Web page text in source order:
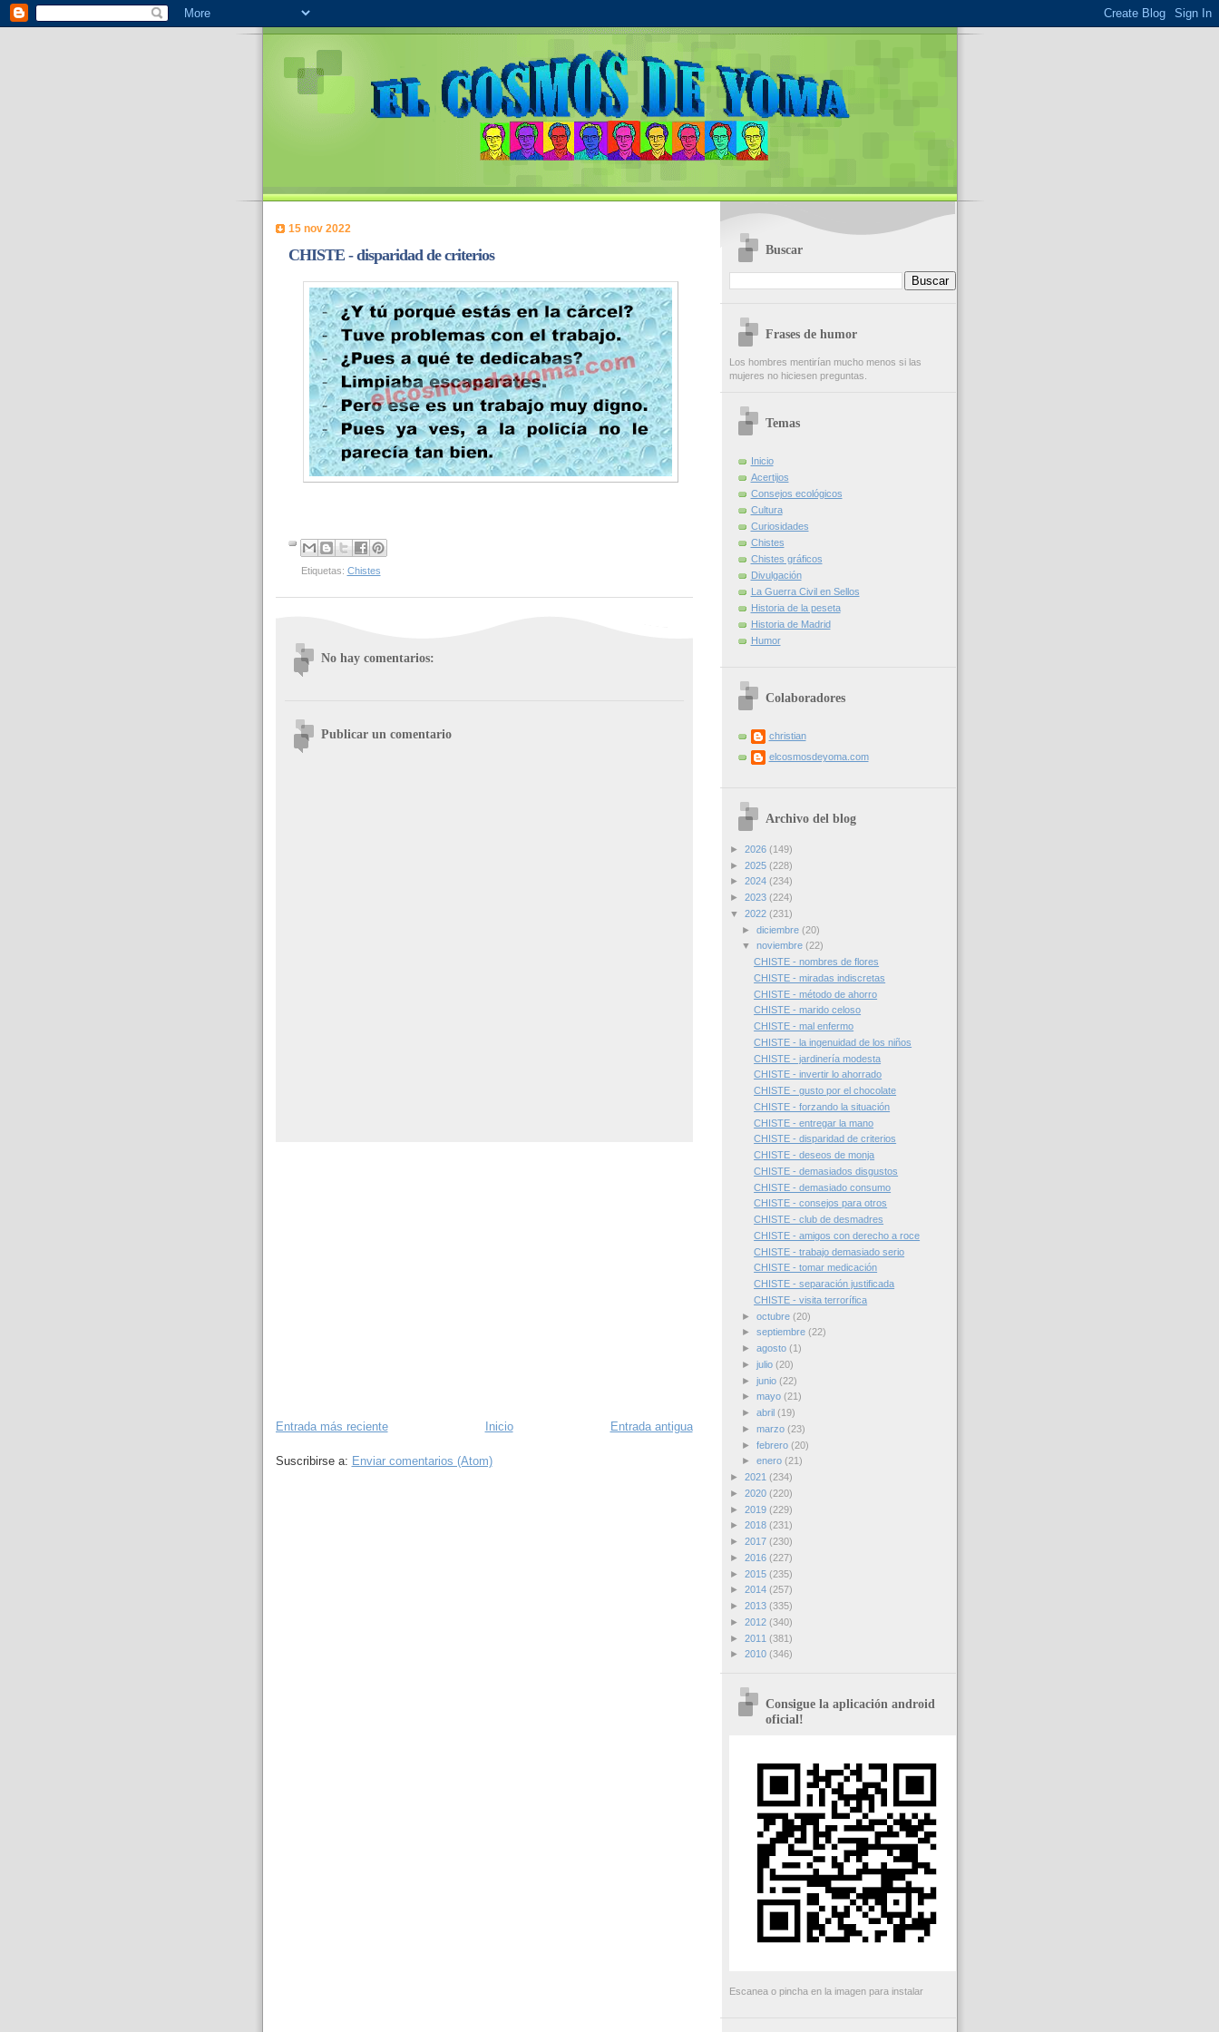
15 nov 2022
CHISTE - disparidad de criterios
Etiquetas: Chistes
No hay comentarios:
Publicar un comentario
Entrada más reciente Entrada antigua
Inicio
Suscribirse a: Enviar comentarios (Atom)
Buscar
Frases de humor
Los hombres mentirían mucho menos si las
mujeres no hiciesen preguntas.
Temas
Inicio
Acertijos
Consejos ecológicos
Cultura
Curiosidades
Chistes
Chistes gráficos
Divulgación
La Guerra Civil en Sellos
Historia de la peseta
Historia de Madrid
Humor
Colaboradores
christian
elcosmosdeyoma.com
Archivo del blog
► 2026 (149)
► 2025 (228)
► 2024 (234)
► 2023 (224)
▼ 2022 (231)
► diciembre (20)
▼ noviembre (22)
CHISTE - nombres de flores
CHISTE - miradas indiscretas
CHISTE - método de ahorro
CHISTE - marido celoso
CHISTE - mal enfermo
CHISTE - la ingenuidad de los niños
CHISTE - jardinería modesta
CHISTE - invertir lo ahorrado
CHISTE - gusto por el chocolate
CHISTE - forzando la situación
CHISTE - entregar la mano
CHISTE - disparidad de criterios
CHISTE - deseos de monja
CHISTE - demasiados disgustos
CHISTE - demasiado consumo
CHISTE - consejos para otros
CHISTE - club de desmadres
CHISTE - amigos con derecho a roce
CHISTE - trabajo demasiado serio
CHISTE - tomar medicación
CHISTE - separación justificada
CHISTE - visita terrorífica
► octubre (20)
► septiembre (22)
► agosto (1)
► julio (20)
► junio (22)
► mayo (21)
► abril (19)
► marzo (23)
► febrero (20)
► enero (21)
► 2021 (234)
► 2020 (220)
► 2019 (229)
► 2018 (231)
► 2017 (230)
► 2016 (227)
► 2015 (235)
► 2014 (257)
► 2013 (335)
► 2012 (340)
► 2011 (381)
► 2010 (346)
Consigue la aplicación android
oficial!
Escanea o pincha en la imagen para instalar